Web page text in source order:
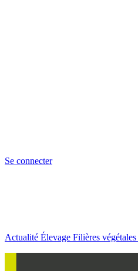
Se connecter
Actualité Élevage Filières végétales